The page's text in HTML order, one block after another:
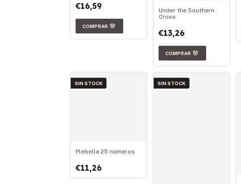
€16,59
Under the Southern
Cross
€13,26
SIN STOCK
Plebella 25 números
€11,26
SIN STOCK